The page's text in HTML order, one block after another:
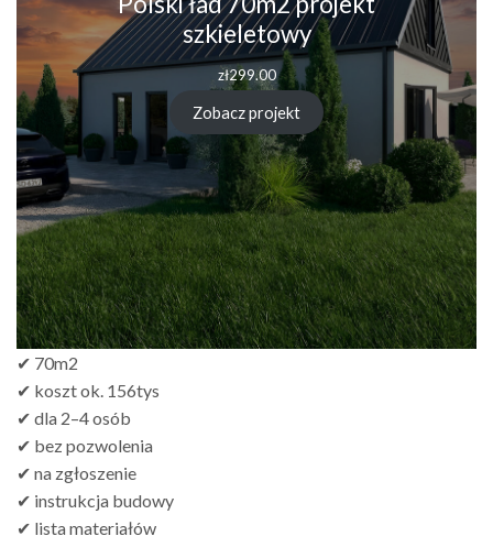
szkieletowy
zł299.00
Zobacz projekt
✔ 70m2
✔ koszt ok. 156tys
✔ dla 2–4 osób
✔ bez pozwolenia
✔ na zgłoszenie
✔ instrukcja budowy
✔ lista materiałów